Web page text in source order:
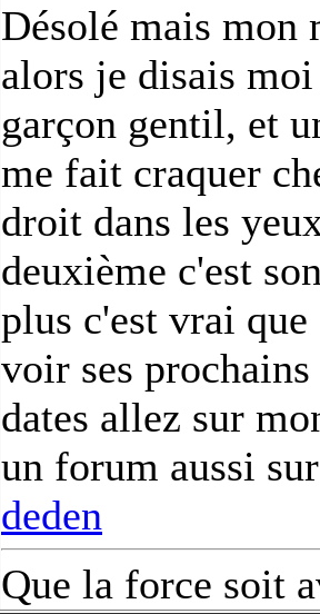
Désolé mais mon
alors je disais moi
garçon gentil, et
me fait craquer
droit dans les
deuxième c'est
plus c'est vrai
voir ses
dates allez sur
un forum aussi
deden
Que la force soit